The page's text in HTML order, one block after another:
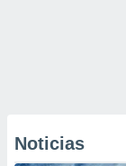
Noticias